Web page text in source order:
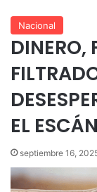
Nacional
DINERO,
EL
septiembre 16,